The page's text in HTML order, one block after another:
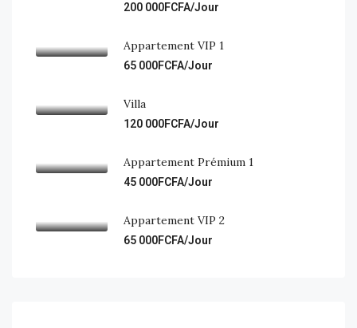
200 000FCFA/Jour
Appartement VIP 1
65 000FCFA/Jour
Villa
120 000FCFA/Jour
Appartement Prémium 1
45 000FCFA/Jour
Appartement VIP 2
65 000FCFA/Jour